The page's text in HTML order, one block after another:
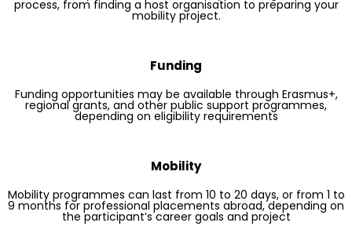
process, from finding a host organisation to preparing your
mobility project.
Funding
Funding opportunities may be available through Erasmus+,
regional grants, and other public support programmes,
depending on eligibility requirements
Mobility
Mobility programmes can last from 10 to 20 days, or from 1 to
9 months for professional placements abroad, depending on
the participant’s career goals and project